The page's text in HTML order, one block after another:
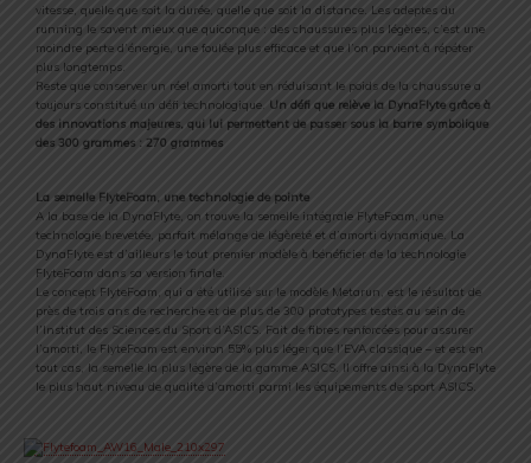
vitesse, quelle que soit la durée, quelle que soit la distance. Les adeptes du
running le savent mieux que quiconque : des chaussures plus légères, c’est une
moindre perte d’énergie, une foulée plus efficace et que l’on parvient à répéter
plus longtemps.
Reste que conserver un réel amorti tout en réduisant le poids de la chaussure a
toujours constitué un défi technologique. Un défi que relève la DynaFlyte grâce à
des innovations majeures, qui lui permettent de passer sous la barre symbolique
des 300 grammes : 270 grammes
La semelle FlyteFoam, une technologie de pointe
A la base de la DynaFlyte, on trouve la semelle intégrale FlyteFoam, une
technologie brevetée, parfait mélange de légèreté et d’amorti dynamique. La
DynaFlyte est d’ailleurs le tout premier modèle à bénéficier de la technologie
FlyteFoam dans sa version finale.
Le concept FlyteFoam, qui a été utilisé sur le modèle Metarun, est le résultat de
près de trois ans de recherche et de plus de 300 prototypes testés au sein de
l’Institut des Sciences du Sport d’ASICS. Fait de fibres renforcées pour assurer
l’amorti, le FlyteFoam est environ 55% plus léger que l’EVA classique – et est en
tout cas, la semelle la plus légère de la gamme ASICS. Il offre ainsi à la DynaFlyte
le plus haut niveau de qualité d’amorti parmi les équipements de sport ASICS.